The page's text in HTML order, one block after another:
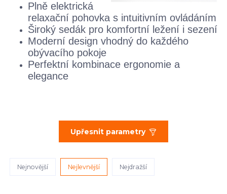
Plně elektrická
relaxační pohovka s intuitivním ovládáním
Široký sedák pro komfortní ležení i sezení
Moderní design vhodný do každého
obývacího pokoje
Perfektní kombinace ergonomie a
elegance
Upřesnit parametry
Nejnovější Nejlevnější Nejdražší